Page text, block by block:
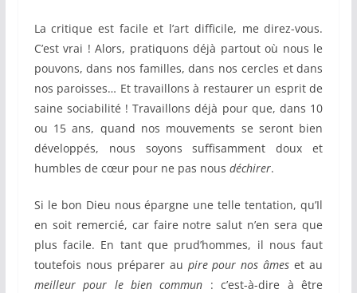
La critique est facile et l’art difficile, me direz-vous.
C’est vrai ! Alors, pratiquons déjà partout où nous le
pouvons, dans nos familles, dans nos cercles et dans
nos paroisses… Et travaillons à restaurer un esprit de
saine sociabilité ! Travaillons déjà pour que, dans 10
ou 15 ans, quand nos mouvements se seront bien
développés, nous soyons suffisamment doux et
humbles de cœur pour ne pas nous déchirer.
Si le bon Dieu nous épargne une telle tentation, qu’Il
en soit remercié, car faire notre salut n’en sera que
plus facile. En tant que prud’hommes, il nous faut
toutefois nous préparer au pire pour nos âmes et au
meilleur pour le bien commun : c’est-à-dire à être